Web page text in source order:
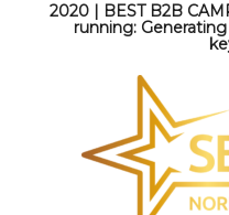
2020 | BEST B2B
running: